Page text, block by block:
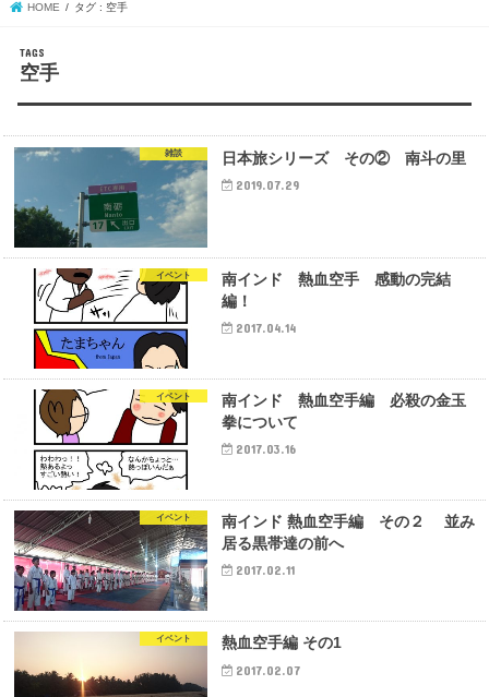
HOME タグ : 空手
空手
雑談 日本旅シリーズ その② 南斗の里
2019.07.29
イベント
南インド 熱血空手 感動の完結
編！
2017.04.14
イベント
南インド 熱血空手編 必殺の金玉
拳について
2017.03.16
イベント
南インド 熱血空手編 その２ 並み
居る黒帯達の前へ
2017.02.11
イベント 熱血空手編 その1
2017.02.07